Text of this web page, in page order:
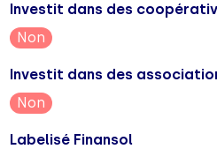
Investit dans des
Non
Investit dans des
Non
Labelisé Finansol